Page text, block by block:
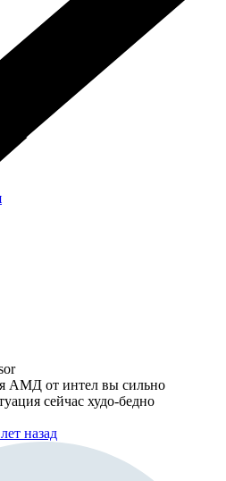
АМД от интел вы сильно
сейчас худо-бедно
назад